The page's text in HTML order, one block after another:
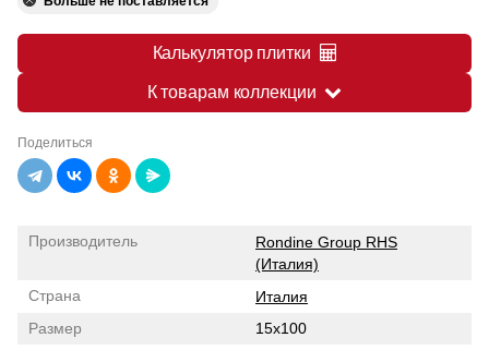
Калькулятор плитки
К товарам коллекции
Поделиться
Производитель
Rondine Group RHS
(Италия)
Страна
Италия
Размер
15x100